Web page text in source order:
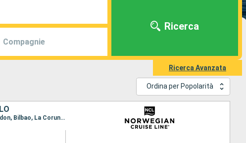
Compagnie
Ricerca
Ricerca Avanzata
Ordina per Popolarità
Itinerario : Southampton, Ijmuiden/Amsterdam, Zeebrugge, Le Havre, La Rochelle, Le Verdon, Bilbao, La Coruna, Vigo, Lisbona